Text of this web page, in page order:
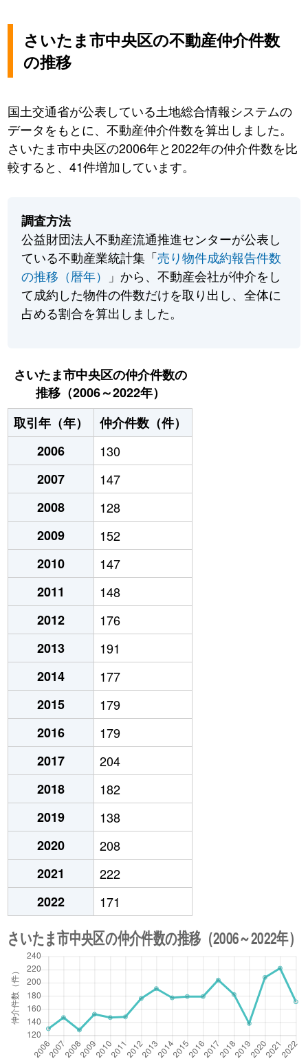
さいたま市中央区の不動産仲介件数
の推移
国土交通省が公表している土地総合情報システムの
データをもとに、不動産仲介件数を算出しました。
さいたま市中央区の2006年と2022年の仲介件数を比
較すると、41件増加しています。
調査方法
公益財団法人不動産流通推進センターが公表し
ている不動産業統計集「売り物件成約報告件数
の推移（暦年）
」から、不動産会社が仲介をし
て成約した物件の件数だけを取り出し、全体に
占める割合を算出しました。
さいたま市中央区の仲介件数の
推移（2006～2022年）
取引年（年）
仲介件数（件）
2006
130
2007
147
2008
128
2009
152
2010
147
2011
148
2012
176
2013
191
2014
177
2015
179
2016
179
2017
204
2018
182
2019
138
2020
208
2021
222
2022
171